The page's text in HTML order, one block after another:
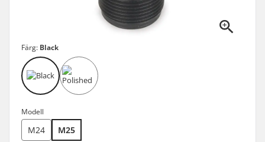
Färg: Black
Modell
M24 M25